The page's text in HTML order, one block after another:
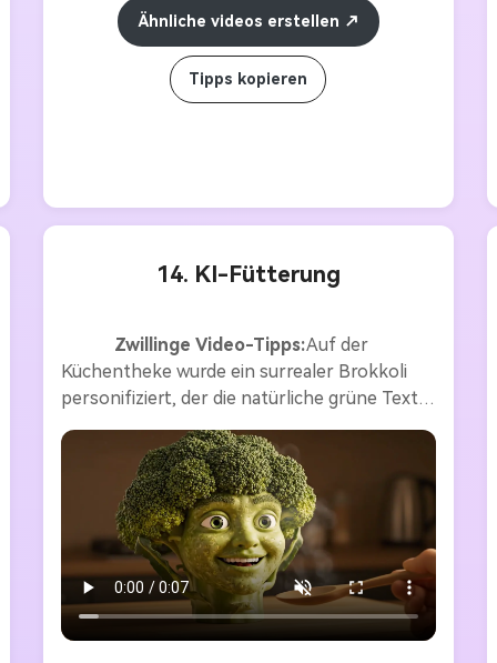
absurder Action schafft. Die Finger der
Ingwerkatze waren genau richtig angehoben.
Wie das hochgeladene Bild
Ähnliche videos erstellen
Tipps kopieren
14. KI-Fütterung
Zwillinge Video-Tipps:Auf der
Küchentheke wurde ein surrealer Brokkoli
personifiziert, der die natürliche grüne Textur
und die eng zusammengeschlossenen
Knospen beibehält, aber ein lebensechtes
menschliches Gesicht zeigt, das nahtlos in
den Brokkoli Stiel integriert ist. Das Gesicht
ist ebenfalls Brokkoli mit dezenten Grübchen
und einem natürlichen pflanzlichen Glanz.
Seine entspannten Augen starrten nach
vorne. Die Szene beginnt mit einer
Nahaufnahme von Broccolis Gesicht, von